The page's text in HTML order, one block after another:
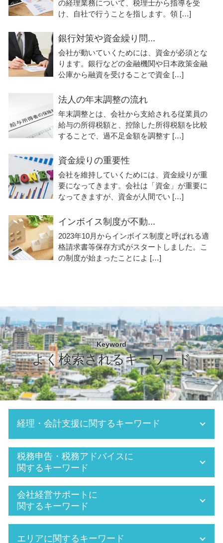
の経理業務について、税理士から指導を受
け、自社で行うことを指します。領 […]
銀行対策や資金繰り問...
会社が動いていくためには、資金が必須とな
ります。銀行などの金融機関や日本政策金融
公庫から融資を受けることで資金 […]
法人の年末調整の流れ
年末調整とは、会社から支給される従業員の
給与の所得税額と、控除した所得税額を比較
することで、過不足金額を調整す […]
資金繰りの重要性
会社を維持していくためには、資金繰りが重
要になってきます。会社は「資金」が重要に
なってきますが、資金が人間でい […]
インボイス制度が不動...
2023年10月からインボイス制度と呼ばれる適
格請求書等保存方式がスタートしました。こ
の制度が始まったことによ […]
Keyword
よく検索されるキーワード
経理・会計支援に関するキーワード
確定申告 還付金
経理 決算
賞与 給与 計算
年末調整とは
記帳 指導
税理士 税務署
会計 記帳
税務申告・税務アドバイスに
関するキーワード
税務調査 税理士 費用
相続税 申告期限
法人決算申告 税理士
会社経営サポートに
関するキーワード
エリアに関するキーワード